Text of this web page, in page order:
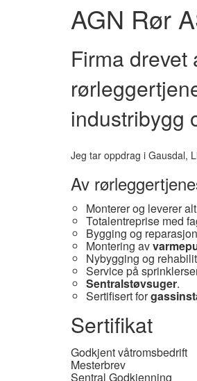
AGN Rør
Firma drevet
industribygg
Jeg tar oppdrag i Gausdal,
Av
Monterer og leverer
Totalentreprise med
Bygging og
Montering av
Nybygging og
Service på
Sentralstøvsuger.
Sertifisert for
Sertifikat
Godkjent våtromsbedrift
Mesterbrev
Sentral Godkjenning